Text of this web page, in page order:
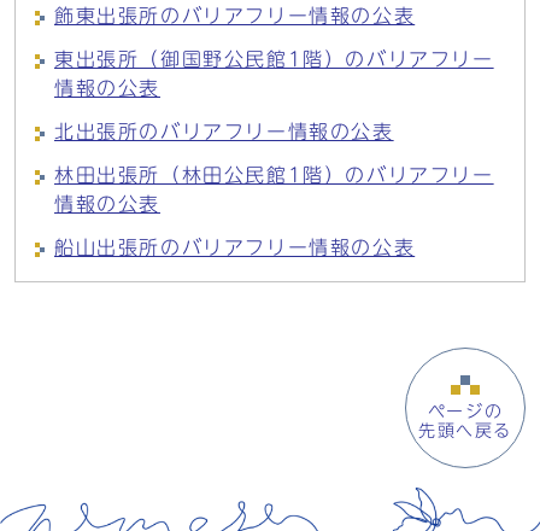
飾東出張所のバリアフリー情報の公表
東出張所（御国野公民館1階）のバリアフリー
情報の公表
北出張所のバリアフリー情報の公表
林田出張所（林田公民館1階）のバリアフリー
情報の公表
船山出張所のバリアフリー情報の公表
ページの
先頭へ戻る